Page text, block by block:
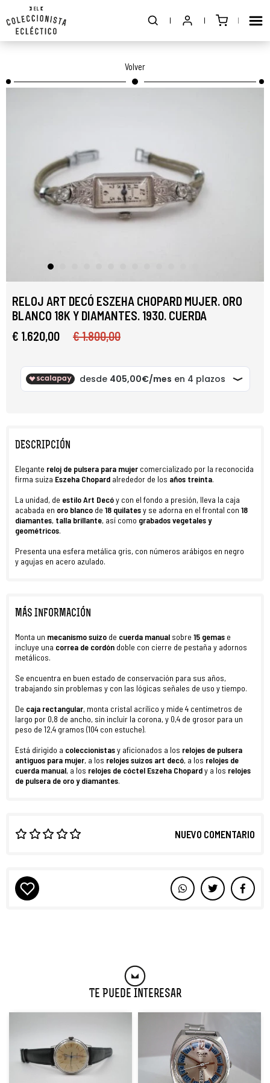
Volver
RELOJ ART DECÓ ESZEHA CHOPARD MUJER. ORO
BLANCO 18K Y DIAMANTES. 1930. CUERDA
€ 1.620,00
€ 1.800,00
DESCRIPCIÓN
Elegante reloj de pulsera para mujer comercializado por la reconocida
firma suiza Eszeha Chopard alrededor de los años treinta.
La unidad, de estilo Art Decóy con el fondo a presión, lleva la caja
acabada en oro blanco de 18 quilatesy se adorna en el frontal con 18
diamantes, talla brillante, así como grabados vegetales y
geométricos.
Presenta una esfera metálica gris, con números arábigos en negro
y agujas en acero azulado.
MÁS INFORMACIÓN
Monta un mecanismo suizo de cuerda manual sobre 15 gemas e
incluye una correa de cordón doble con cierre de pestaña y adornos
metálicos.
Se encuentra en buen estado de conservación para sus años,
trabajando sin problemas y con las lógicas señales de uso y tiempo.
De caja rectangular, monta cristal acrílico y mide 4 centímetros de
largo por 0,8 de ancho, sin incluir la corona, y 0,4 de grosor para un
peso de 12,4 gramos (104 con estuche).
Está dirigido a coleccionistasy aficionados a los relojes de pulsera
antiguos para mujer, a los relojes suizos art decó, a los relojes de
cuerda manual, a los relojes de cóctel Eszeha Chopardy a los relojes
de pulsera de oro y diamantes.
NUEVO COMENTARIO
Te Puede Interesar